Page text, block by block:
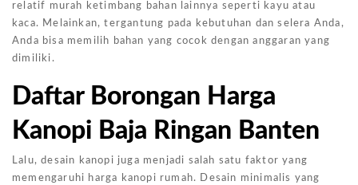
relatif murah ketimbang bahan lainnya seperti kayu atau
kaca. Melainkan, tergantung pada kebutuhan dan selera Anda,
Anda bisa memilih bahan yang cocok dengan anggaran yang
dimiliki.
Daftar Borongan Harga
Kanopi Baja Ringan Banten
Lalu, desain kanopi juga menjadi salah satu faktor yang
memengaruhi harga kanopi rumah. Desain minimalis yang